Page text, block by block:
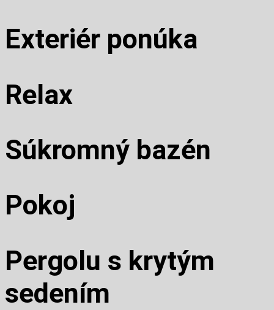
Exteriér ponúka
Relax
Súkromný bazén
Pokoj
Pergolu s krytým
sedením